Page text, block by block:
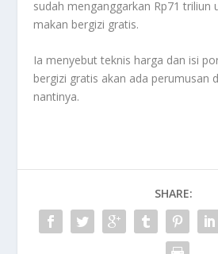
sudah menganggarkan Rp71 triliun
makan bergizi gratis.
Ia menyebut teknis harga dan isi
bergizi gratis akan ada perumusan
nantinya.
SHARE: